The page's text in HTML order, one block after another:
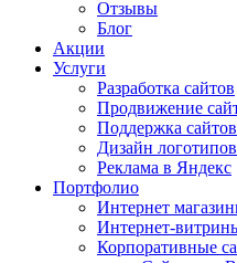
Отзывы
Блог
Акции
Услуги
Разработка сайтов
Продвижение
Поддержка сайтов
Дизайн логотипов
Реклама в Яндекс
Портфолио
Интернет
Интернет-
Корпоративные